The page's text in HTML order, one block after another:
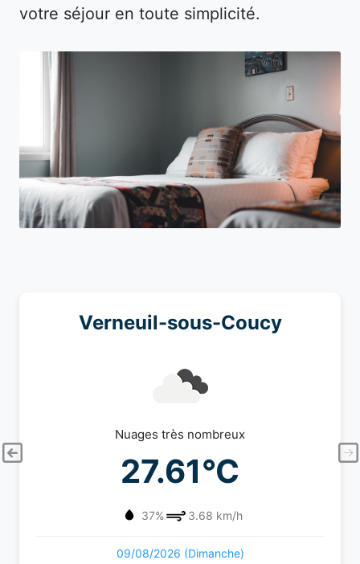
votre séjour en toute simplicité.
Verneuil-sous-Coucy
Nuages très nombreux
27.61°C
37% 3.68 km/h
09/08/2026 (Dimanche)